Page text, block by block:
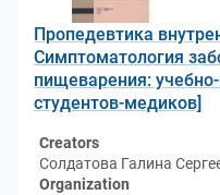
Пропедевтика
Симптоматология
пищеварения:
студентов-медиков]
Creators
Солдатова Галина
Organization